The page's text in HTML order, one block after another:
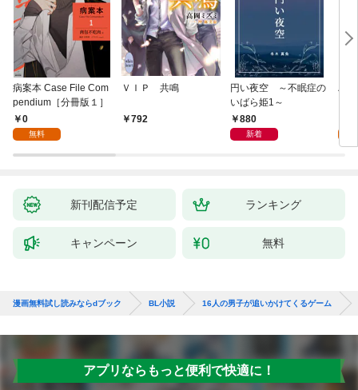
病案本 Case File Com
pendium［分冊版１］
0
無料
ＶＩＰ 共鳴
792
円い夜空 ～不眠症の
いばら姫1～
880
新着
ハ
新刊配信予定 ランキング
キャンペーン 無料
漫画無料試し読みならdブック BL小説 16人の男子が追いかけてくるゲーム
アプリならもっと便利で快適に！